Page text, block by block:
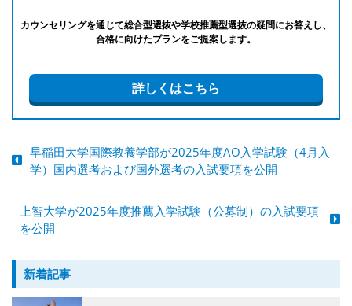
カウンセリングを通じて総合型選抜や学校推薦型選抜の疑問にお答えし、
合格に向けたプランをご提案します。
詳しくはこちら
早稲田大学国際教養学部が2025年度AO入学試験（4月入
学）国内選考および国外選考の入試要項を公開
上智大学が2025年度推薦入学試験（公募制）の入試要項
を公開
新着記事